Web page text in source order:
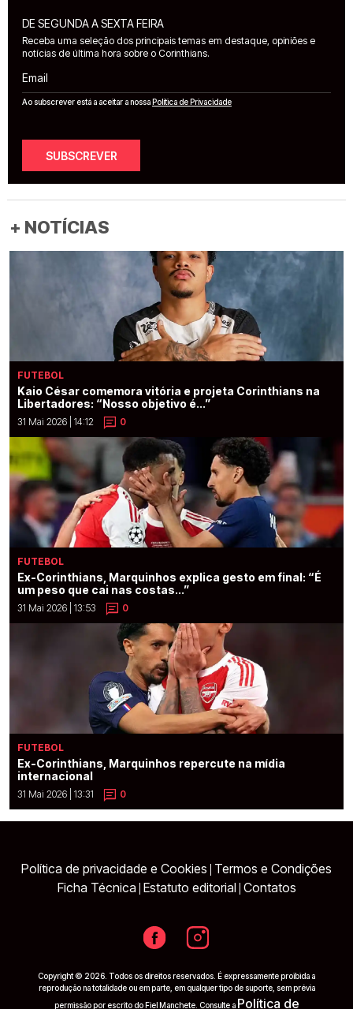
DE SEGUNDA A SEXTA FEIRA
Receba uma seleção dos principais temas em destaque, opiniões e
notícias de última hora sobre o Corinthians.
Email
Ao subscrever está a aceitar a nossaPolítica de Privacidade
SUBSCREVER
+ NOTÍCIAS
FUTEBOL
Kaio César comemora vitória e projeta Corinthians na
Libertadores: “Nosso objetivo é...”
31 Mai 2026 | 14:12 0
FUTEBOL
Ex-Corinthians, Marquinhos explica gesto em final: “É
um peso que cai nas costas...”
31 Mai 2026 | 13:53 0
FUTEBOL
Ex-Corinthians, Marquinhos repercute na mídia
internacional
31 Mai 2026 | 13:31 0
Política de privacidade e Cookies Termos e Condições
Ficha Técnica Estatuto editorial Contatos
Copyright © 2026. Todos os direitos reservados. É expressamente proibida a
reprodução na totalidade ou em parte, em qualquer tipo de suporte, sem prévia
permissão por escrito do Fiel Manchete. Consulte a Política de